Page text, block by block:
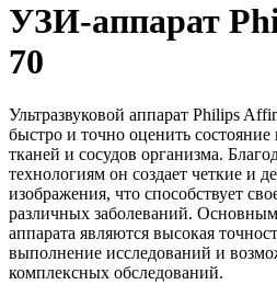
УЗИ-аппарат
70
Ультразвуковой аппарат Philips
быстро и точно оценить
тканей и сосудов организма.
технологиям он создает четкие и
изображения, что способствует
различных заболеваний.
аппарата являются высокая
выполнение исследований и
комплексных обследований.